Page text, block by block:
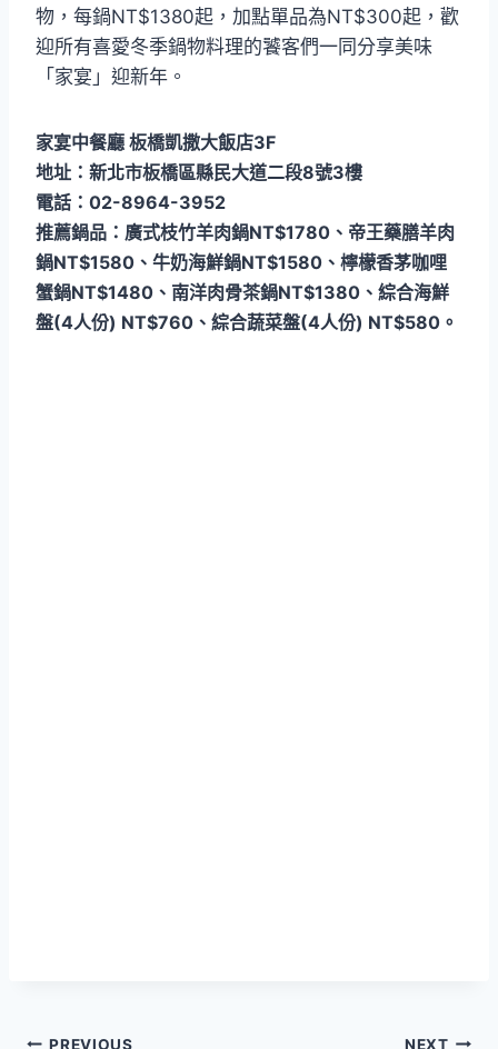
物，每鍋NT$1380起，加點單品為NT$300起，歡
迎所有喜愛冬季鍋物料理的饕客們一同分享美味
「家宴」迎新年。
家宴中餐廳 板橋凱撒大飯店3F
地址：新北市板橋區縣民大道二段8號3樓
電話：02-8964-3952
推薦鍋品：廣式枝竹羊肉鍋NT$1780、帝王藥膳羊肉
鍋NT$1580、牛奶海鮮鍋NT$1580、檸檬香茅咖哩
蟹鍋NT$1480、南洋肉骨茶鍋NT$1380、綜合海鮮
盤(4人份) NT$760、綜合蔬菜盤(4人份) NT$580。
PREVIOUS NEXT